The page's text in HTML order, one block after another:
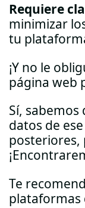
Requiere
minimizar
tu
¡Y no le
página web
Sí,
datos de
posteriores,
Te
plataformas